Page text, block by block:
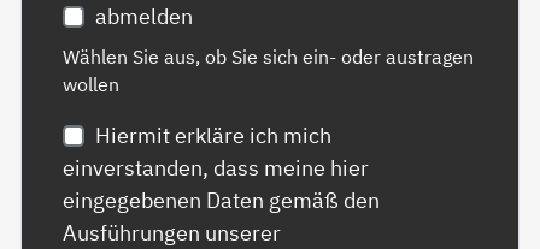
abmelden
Wählen Sie aus, ob Sie sich ein- oder austragen
wollen
Hiermit erkläre ich mich
einverstanden, dass meine hier
eingegebenen Daten gemäß den
Ausführungen unserer